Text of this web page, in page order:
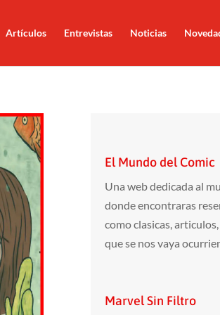
Artículos Entrevistas Noticias
El Mundo del Comic
Una web dedicada al
donde encontraras
como clasicas,
que se nos vaya
Marvel Sin Filtro